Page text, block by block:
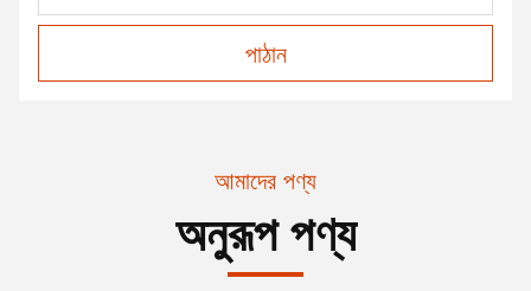
পাঠান
আমাদের পণ্য
অনুরূপ পণ্য